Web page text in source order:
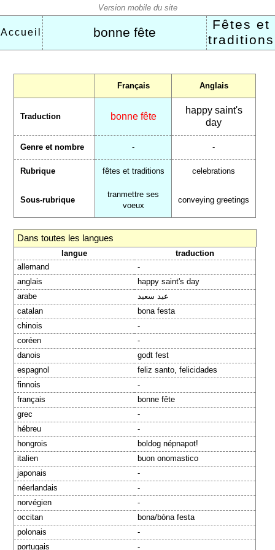
Accueil bonne fête
Fêtes et
traditions
Français Anglais
Traduction bonne fête
happy saint's
day
Genre et nombre - -
Rubrique fêtes et traditions celebrations
Sous-rubrique
tranmettre ses
voeux
conveying greetings
Dans toutes les langues
langue
traduction
allemand
-
anglais
happy saint's day
arabe
عيد سعيد
catalan
bona festa
chinois
-
coréen
-
danois
godt fest
espagnol
feliz santo, felicidades
finnois
-
français
bonne fête
grec
-
hébreu
-
hongrois
boldog népnapot!
italien
buon onomastico
japonais
-
néerlandais
-
norvégien
-
occitan
bona/bòna festa
polonais
-
portugais
-